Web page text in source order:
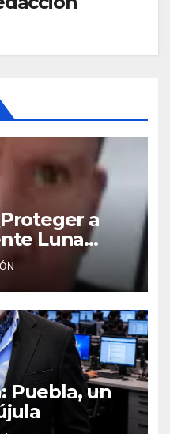
a
Luna
Puebla, un